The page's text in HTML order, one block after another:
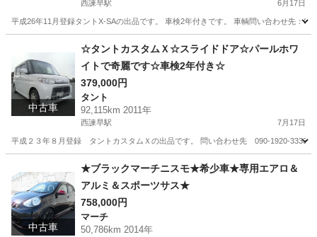
西諫早駅 6月17日
平成26年11月登録タントX-SAの出品です。 車検2年付きです。 車輌問い合わせ先：
西諫早駅 タント スライドドア
中古車
☆タントカスタムＸ☆スライドドア☆パールホワ
イトで奇麗です☆車検2年付き☆
379,000円
タント
92,115km 2011年
西諫早駅 7月17日
平成２３年８月登録 タントカスタムＸの出品です。 問い合わせ先 090-1920-3333
西諫早駅 タント タントカスタム
中古車
★ブラックマーチニスモ★希少車★専用エアロ＆
アルミ＆スポーツサス★
758,000円
マーチ
50,786km 2014年